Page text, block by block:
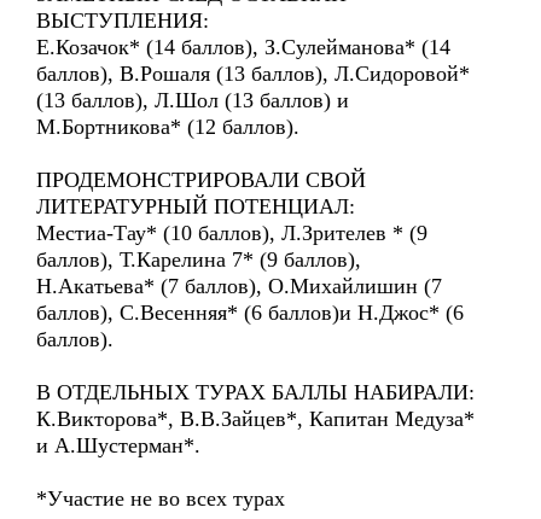
ВЫСТУПЛЕНИЯ:
Е.Козачок* (14 баллов), З.Сулейманова* (14
баллов), В.Рошаля (13 баллов), Л.Сидоровой*
(13 баллов), Л.Шол (13 баллов) и
М.Бортникова* (12 баллов).
ПРОДЕМОНСТРИРОВАЛИ СВОЙ
ЛИТЕРАТУРНЫЙ ПОТЕНЦИАЛ:
Местиа-Тау* (10 баллов), Л.Зрителев * (9
баллов), Т.Карелина 7* (9 баллов),
Н.Акатьева* (7 баллов), О.Михайлишин (7
баллов), С.Весенняя* (6 баллов)и Н.Джос* (6
баллов).
В ОТДЕЛЬНЫХ ТУРАХ БАЛЛЫ НАБИРАЛИ:
К.Викторова*, В.В.Зайцев*, Капитан Медуза*
и А.Шустерман*.
*Участие не во всех турах